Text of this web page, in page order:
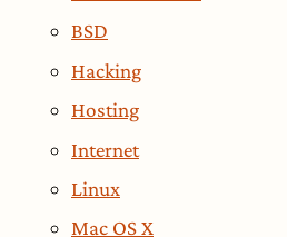
BSD
Hacking
Hosting
Internet
Linux
Mac OS X